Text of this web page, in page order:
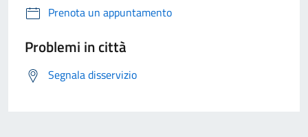
Prenota un appuntamento
Problemi in città
Segnala disservizio